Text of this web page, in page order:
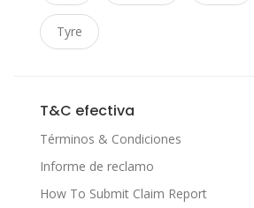
Tyre
T&C efectiva
Términos & Condiciones
Informe de reclamo
How To Submit Claim Report